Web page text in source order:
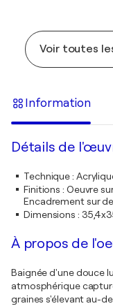
Voir toutes
Information
Détails de
Technique:
Finitions : Oeuvre
Encadrement sur
Dimensions :
À propos de
Baignée d'une douce
atmosphérique
graines s'élevant au-